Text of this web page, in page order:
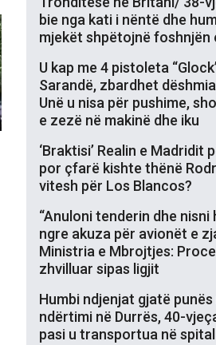
bie nga kati i nëntë dhe
mjekët shpëtojnë foshnjën
U kap me 4 pistoleta
Sarandë, zbardhet
Unë u nisa për pushime,
e zezë në makinë dhe iku
‘Braktisi’ Realin e Madridit
por çfarë kishte thënë
vitesh për Los Blancos?
“Anuloni tenderin dhe nisni
ngre akuza për avionët e
Ministria e Mbrojtjes:
zhvilluar sipas ligjit
Humbi ndjenjat gjatë
ndërtimi në Durrës, 40-
pasi u transportua në spital